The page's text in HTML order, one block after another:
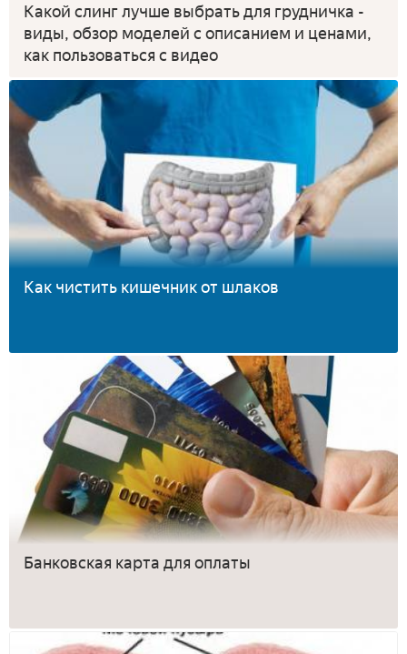
Какой слинг лучше выбрать для грудничка -
виды, обзор моделей с описанием и ценами,
как пользоваться с видео
Как чистить кишечник от шлаков
Банковская карта для оплаты